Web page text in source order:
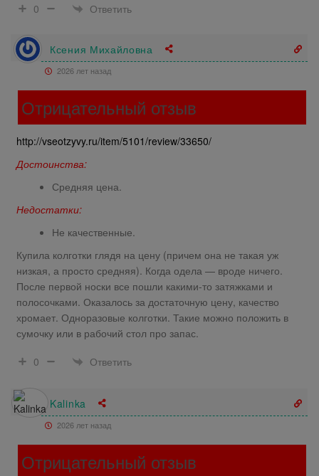
0
Ответить
Ксения Михайловна
2026 лет назад
Отрицательный отзыв
http://vseotzyvy.ru/item/5101/review/33650/
Достоинства:
Средняя цена.
Недостатки:
Не качественные.
Купила колготки глядя на цену (причем она не такая уж
низкая, а просто средняя). Когда одела — вроде ничего.
После первой носки все пошли какими-то затяжками и
полосочками. Оказалось за достаточную цену, качество
хромает. Одноразовые колготки. Такие можно положить в
сумочку или в рабочий стол про запас.
0
Ответить
Kalinka
2026 лет назад
Отрицательный отзыв